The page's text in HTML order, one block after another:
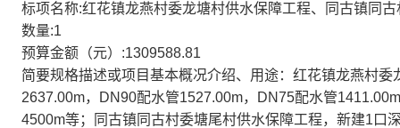
标项名称:红花镇龙燕村委龙塘村供水保障工程、同古镇同
数量:1
预算金额（元）:1309588.81
简要规格描述或项目基本概况介绍、用途： 红花镇龙燕村委
2637.00m，DN90配水管1527.00m，DN75配水管
4500m等；同古镇同古村委塘尾村供水保障工程，新建1口